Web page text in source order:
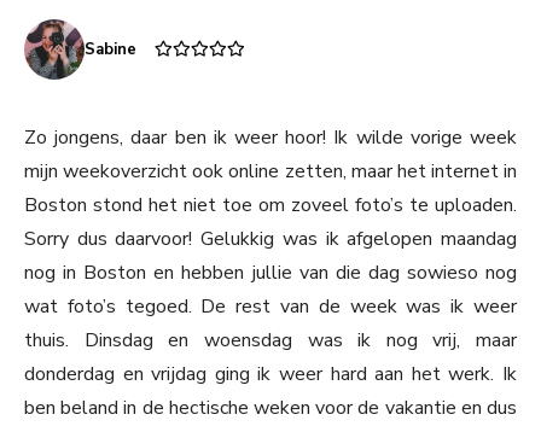
Sabine
Zo jongens, daar ben ik weer hoor! Ik wilde vorige week
mijn weekoverzicht ook online zetten, maar het internet in
Boston stond het niet toe om zoveel foto’s te uploaden.
Sorry dus daarvoor! Gelukkig was ik afgelopen maandag
nog in Boston en hebben jullie van die dag sowieso nog
wat foto’s tegoed. De rest van de week was ik weer
thuis. Dinsdag en woensdag was ik nog vrij, maar
donderdag en vrijdag ging ik weer hard aan het werk. Ik
ben beland in de hectische weken voor de vakantie en dus